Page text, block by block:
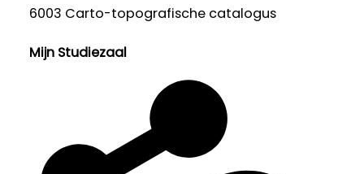
6003 Carto-topografische catalogus
Mijn Studiezaal